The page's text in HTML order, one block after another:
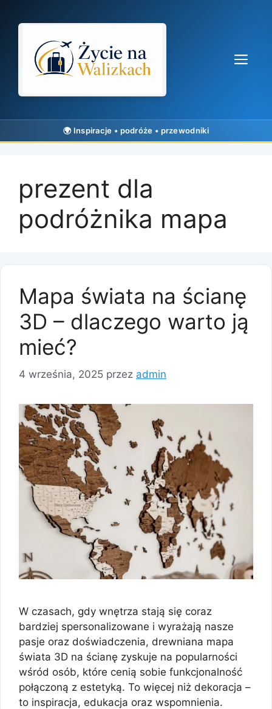
prezent dla
podróżnika mapa
Mapa świata na ścianę
3D – dlaczego warto ją
mieć?
4 września, 2025 przez admin
W czasach, gdy wnętrza stają się coraz
bardziej spersonalizowane i wyrażają nasze
pasje oraz doświadczenia, drewniana mapa
świata 3D na ścianę zyskuje na popularności
wśród osób, które cenią sobie funkcjonalność
połączoną z estetyką. To więcej niż dekoracja –
to inspiracja, edukacja oraz wspomnienia.